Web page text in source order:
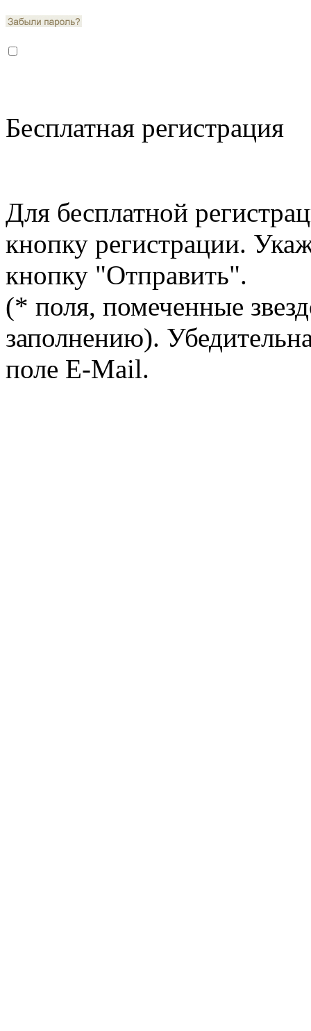
Бесплатная регистрация
Для бесплатной
кнопку регистрации.
кнопку "Отправить".
(* поля, помеченные
заполнению).
поле E-Mail.